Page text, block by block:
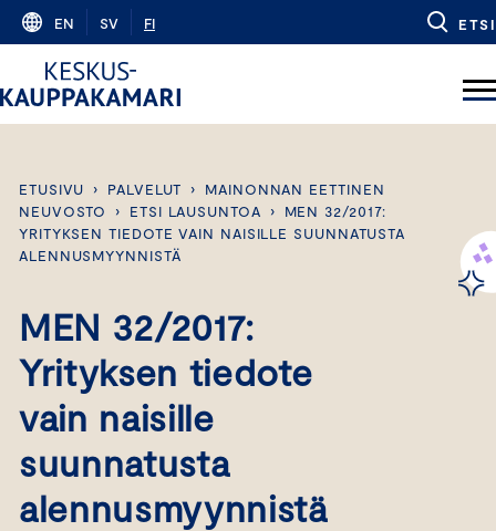
Skip
content
EN SV FI ETSI
ETUSIVU › PALVELUT ›
MAINONNAN EETTINEN
NEUVOSTO
› ETSI LAUSUNTOA ›
MEN 32/2017:
YRITYKSEN TIEDOTE VAIN NAISILLE SUUNNATUSTA
ALENNUSMYYNNISTÄ
MEN 32/2017:
Yrityksen tiedote
vain naisille
suunnatusta
alennusmyynnistä